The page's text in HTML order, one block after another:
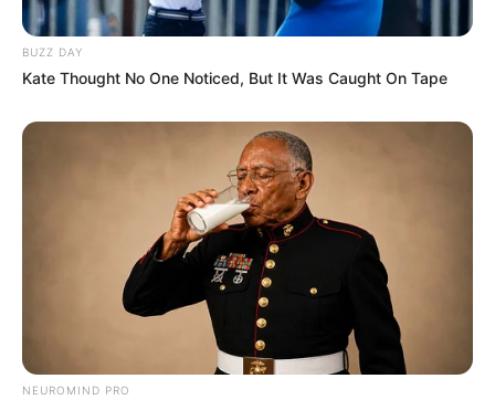
Menempuh pendidikan di Hanlim Multi Art High School.
Pernah tampil di MV G.NA ‘Pretty Lingerie’.
Pernah tampil di MV BTOB ‘Beep Beep’.
Dianggap sebagai ‘fake maknae’ di grup.
Pernah membintangi web drama ‘Nightmare Teacher’ dan
Pernah muncul di program TV ‘Real Men’.
Grup panutannya adalah MAMAMOO.
Memiliki kamarnya sendiri di dorm.
4. Sorn
BUZZ DAY
Kate Thought No One Noticed, But It Was Caught On Tape
NEUROMIND PRO